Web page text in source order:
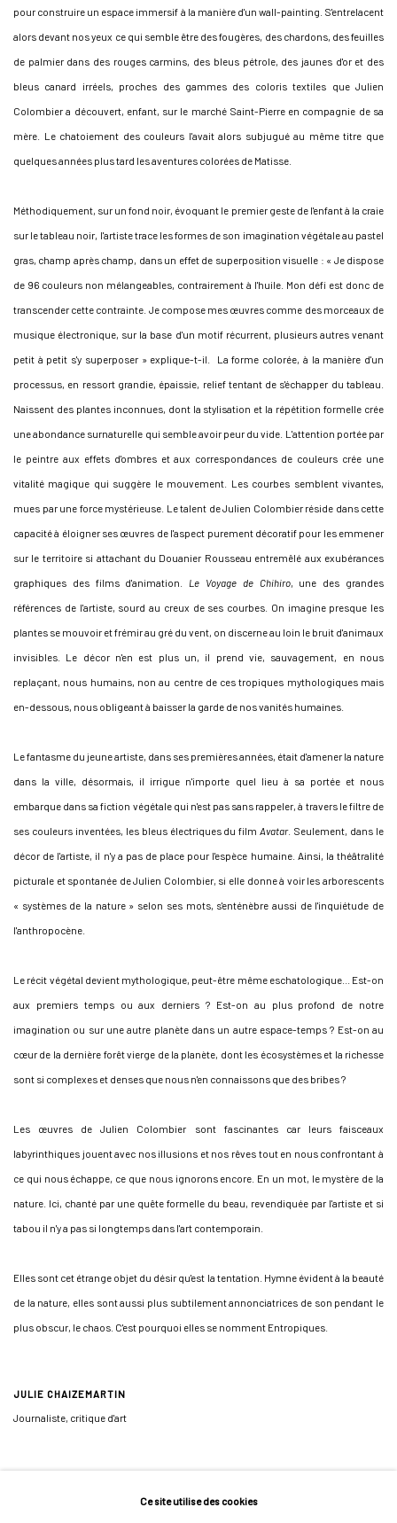
pour construire un espace immersif à la manière d'un wall-painting. S'entrelacent
alors devant nos yeux ce qui semble être des fougères, des chardons, des feuilles
de palmier dans des rouges carmins, des bleus pétrole, des jaunes d'or et des
bleus canard irréels, proches des gammes des coloris textiles que Julien
Colombier a découvert, enfant, sur le marché Saint-Pierre en compagnie de sa
mère. Le chatoiement des couleurs l'avait alors subjugué au même titre que
quelques années plus tard les aventures colorées de Matisse.
Méthodiquement, sur un fond noir, évoquant le premier geste de l'enfant à la craie
sur le tableau noir, l'artiste trace les formes de son imagination végétale au pastel
gras, champ après champ, dans un effet de superposition visuelle : « Je dispose
de 96 couleurs non mélangeables, contrairement à l'huile. Mon défi est donc de
transcender cette contrainte. Je compose mes œuvres comme des morceaux de
musique électronique, sur la base d'un motif récurrent, plusieurs autres venant
petit à petit s'y superposer » explique-t-il. La forme colorée, à la manière d'un
processus, en ressort grandie, épaissie, relief tentant de s'échapper du tableau.
Naissent des plantes inconnues, dont la stylisation et la répétition formelle crée
une abondance surnaturelle qui semble avoir peur du vide. L'attention portée par
le peintre aux effets d'ombres et aux correspondances de couleurs crée une
vitalité magique qui suggère le mouvement. Les courbes semblent vivantes,
mues par une force mystérieuse. Le talent de Julien Colombier réside dans cette
capacité à éloigner ses œuvres de l'aspect purement décoratif pour les emmener
sur le territoire si attachant du Douanier Rousseau entremêlé aux exubérances
graphiques des films d'animation. Le Voyage de Chihiro, une des grandes
références de l'artiste, sourd au creux de ses courbes. On imagine presque les
plantes se mouvoir et frémir au gré du vent, on discerne au loin le bruit d'animaux
invisibles. Le décor n'en est plus un, il prend vie, sauvagement, en nous
replaçant, nous humains, non au centre de ces tropiques mythologiques mais
en-dessous, nous obligeant à baisser la garde de nos vanités humaines.
Le fantasme du jeune artiste, dans ses premières années, était d'amener la nature
dans la ville, désormais, il irrigue n'importe quel lieu à sa portée et nous
embarque dans sa fiction végétale qui n'est pas sans rappeler, à travers le filtre de
ses couleurs inventées, les bleus électriques du filmAvatar. Seulement, dans le
décor de l'artiste, il n'y a pas de place pour l'espèce humaine. Ainsi, la théâtralité
picturale et spontanée de Julien Colombier, si elle donne à voir les arborescents
« systèmes de la nature » selon ses mots, s'enténèbre aussi de l'inquiétude de
l'anthropocène.
Le récit végétal devient mythologique, peut-être même eschatologique… Est-on
aux premiers temps ou aux derniers ? Est-on au plus profond de notre
imagination ou sur une autre planète dans un autre espace-temps ? Est-on au
cœur de la dernière forêt vierge de la planète, dont les écosystèmes et la richesse
sont si complexes et denses que nous n'en connaissons que des bribes ?
Les œuvres de Julien Colombier sont fascinantes car leurs faisceaux
labyrinthiques jouent avec nos illusions et nos rêves tout en nous confrontant à
ce qui nous échappe, ce que nous ignorons encore. En un mot, le mystère de la
nature. Ici, chanté par une quête formelle du beau, revendiquée par l'artiste et si
tabou il n'y a pas si longtemps dans l'art contemporain.
Elles sont cet étrange objet du désir qu'est la tentation. Hymne évident à la beauté
de la nature, elles sont aussi plus subtilement annonciatrices de son pendant le
plus obscur, le chaos. C'est pourquoi elles se nomment Entropiques.
JULIE CHAIZEMARTIN
Journaliste, critique d'art
Ce site utilise des cookies